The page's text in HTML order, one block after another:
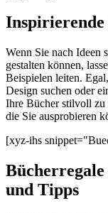
Wenn Sie nach Ideen
gestalten können,
Beispielen leiten.
Design suchen oder
Ihre Bücher stilvoll zu
die Sie ausprobieren
[xyz-ihs
und Tipps